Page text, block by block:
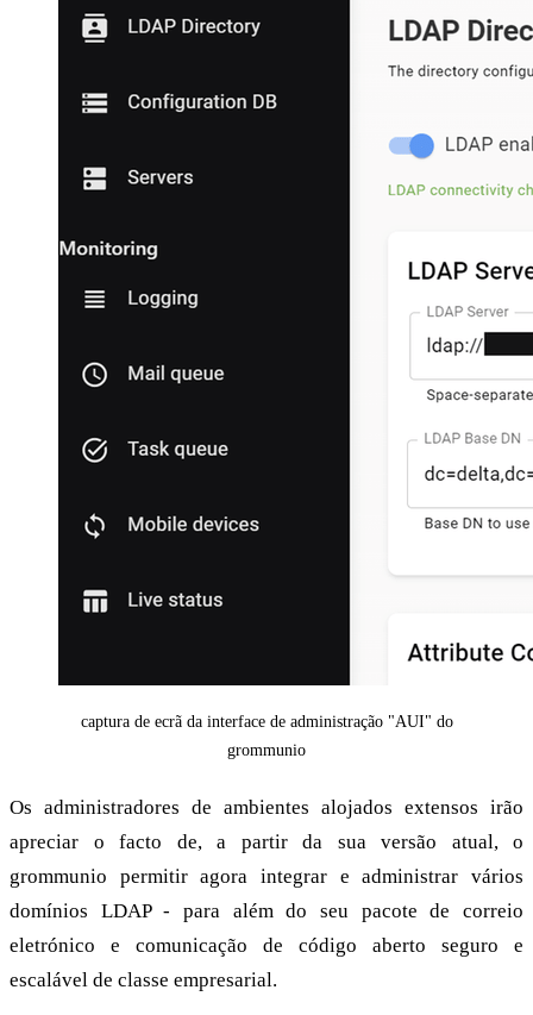
captura de ecrã da interface de administração "AUI" do
grommunio
Os administradores de ambientes alojados extensos irão
apreciar o facto de, a partir da sua versão atual, o
grommunio permitir agora integrar e administrar vários
domínios LDAP - para além do seu pacote de correio
eletrónico e comunicação de código aberto seguro e
escalável de classe empresarial.